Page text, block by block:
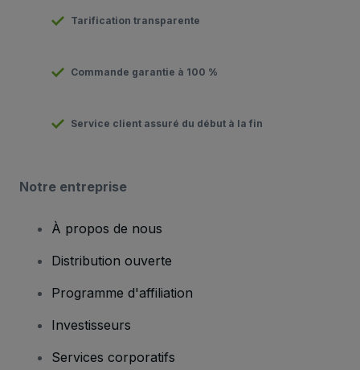
Tarification transparente
Commande garantie à 100 %
Service client assuré du début à la fin
Notre entreprise
À propos de nous
Distribution ouverte
Programme d'affiliation
Investisseurs
Services corporatifs